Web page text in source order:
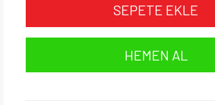
SEPETE EKLE
HEMEN AL